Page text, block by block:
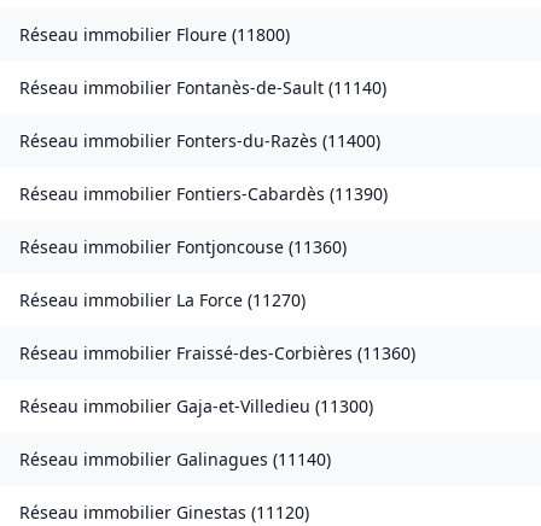
Réseau immobilier Floure (11800)
Réseau immobilier Fontanès-de-Sault (11140)
Réseau immobilier Fonters-du-Razès (11400)
Réseau immobilier Fontiers-Cabardès (11390)
Réseau immobilier Fontjoncouse (11360)
Réseau immobilier La Force (11270)
Réseau immobilier Fraissé-des-Corbières (11360)
Réseau immobilier Gaja-et-Villedieu (11300)
Réseau immobilier Galinagues (11140)
Réseau immobilier Ginestas (11120)